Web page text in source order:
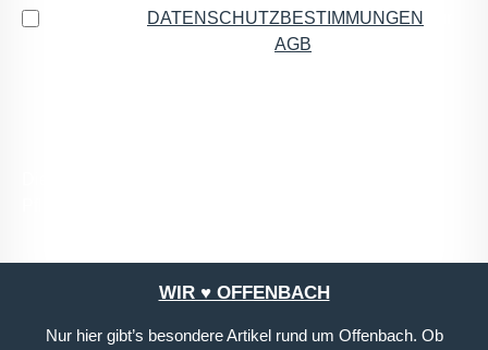
DATENSCHUTZBESTIMMUNGEN
AGB
WIR ♥ OFFENBACH
Nur hier gibt’s besondere Artikel rund um Offenbach. Ob